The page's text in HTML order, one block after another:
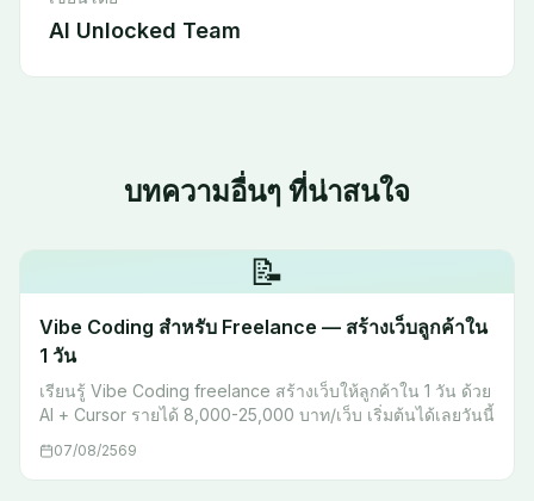
AI Unlocked Team
บทความอื่นๆ ที่น่าสนใจ
📝
Vibe Coding สำหรับ Freelance — สร้างเว็บลูกค้าใน
1 วัน
เรียนรู้ Vibe Coding freelance สร้างเว็บให้ลูกค้าใน 1 วัน ด้วย
AI + Cursor รายได้ 8,000-25,000 บาท/เว็บ เริ่มต้นได้เลยวันนี้
07/08/2569